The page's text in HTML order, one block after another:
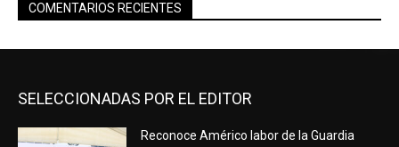
COMENTARIOS RECIENTES
SELECCIONADAS POR EL EDITOR
Reconoce Américo labor de la Guardia